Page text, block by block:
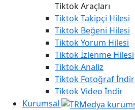
Tiktok Araçları
TiktokTakipçi Hilesi
Tiktok Beğeni Hilesi
TiktokYorum Hilesi
Tiktokİzlenme Hilesi
TiktokAnaliz
Tiktok Fotoğraf İndir
TiktokVideo İndir
Kurumsal